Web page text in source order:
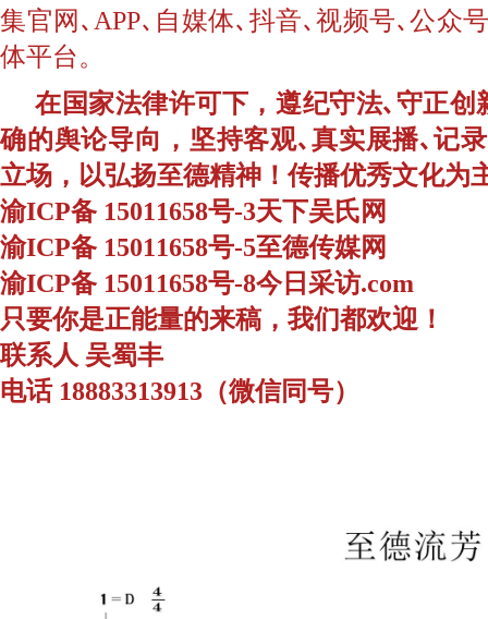
集官网､APP､自媒体､抖音､视频号､公众
体平台。
在国家法律许可下，遵纪守法､守正创
确的舆论导向，坚持客观､真实展播､记
立场，以弘扬至德精神！传播优秀文化为
渝ICP备 15011658号-3天下吴氏网
渝ICP备 15011658号-5至德传媒网
渝ICP备 15011658号-8今日采访.com
只要你是正能量的来稿，我们都欢迎！
联系人 吴蜀丰
电话 18883313913（微信同号）